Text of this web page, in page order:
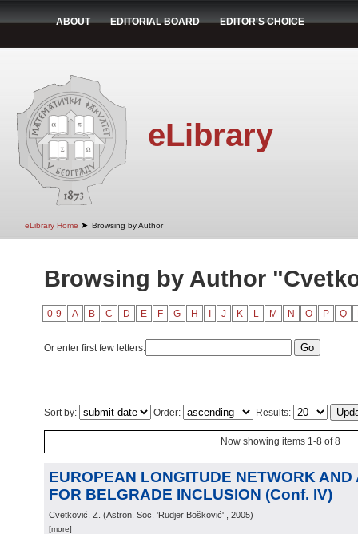
ABOUT EDITORIAL BOARD EDITOR'S CHOICE
eLibrary
eLibrary Home ➤ Browsing by Author
Browsing by Author
0-9 A B C D E F G H J K L M N O P Q
Or enter first few letters:
Sort by: Order: Results:
Now showing items 1-8 of 8
EUROPEAN LONGITUDE NETWORK AND
FOR BELGRADE INCLUSION (Conf. IV)
Cvetković, Z. (Astron. Soc. 'Rudjer Bošković' , 2005)
[more]